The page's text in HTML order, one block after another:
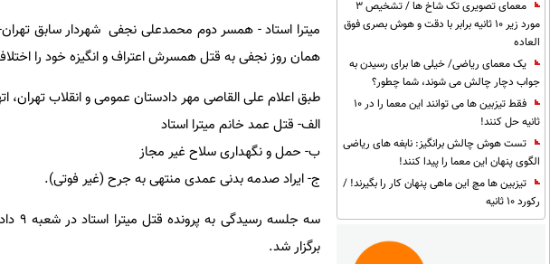
معمای تصویری تک شاخ ها / تشخیص 3
مورد زیر 10 ثانیه برابر با دقت و هوش بصری فوق
العاده
یک معمای ریاضی/ خیلی ها برای رسیدن به
جواب دچار چالش می شوند، شما چطور؟
فقط تیزبین ها می توانند این معما را در 10
ثانیه حل کنند!
تست هوش چالش برانگیز: نابغه های ریاضی
الگوی پنهان این معما را پیدا کنند!
تیزبین ها مچ این ماهی پنهان کار را بگیرند! /
رکورد 10 ثانیه
همان روز نجفی به قتل همسرش اعتراف و انگیزه خود را
طبق اعلام علی القاصی مهر دادستان عمومی و انقلاب
الف- قتل عمد خانم میترا استاد
ب- حمل و نگهداری سلاح غیر مجاز
ج- ایراد صدمه بدنی عمدی منتهی به جرح (غیر فوتی).
سه
برگزار شد.